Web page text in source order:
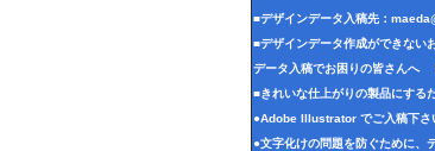
■デザインデータ入稿先：
■デザインデータ作成ができない
データ入稿でお困りの皆さんへ
■きれいな仕上がりの製品にする
●Adobe Illustrator でご入稿下さ
●文字化けの問題を防ぐために、